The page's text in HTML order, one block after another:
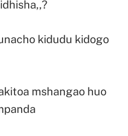
kidudu kidogo
mshangao huo